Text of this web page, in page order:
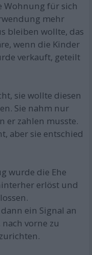
Wohnung für sich
mehr
bleiben wollte, das
wenn die Kinder
verkauft, geteilt
sie wollte diesen
Sie nahm nur
er zahlen musste.
aber sie entschied
wurde die Ehe
erlöst und
ein Signal an
vorne zu